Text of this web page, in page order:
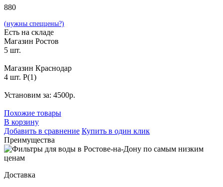
880
(нужны спеццены?)
Есть на складе
Магазин Ростов
5 шт.
Магазин Краснодар
4 шт. P(1)
Установим за: 4500р.
Похожие товары
В корзину
Добавить в сравнение Купить в один клик
Преимущества
Доставка